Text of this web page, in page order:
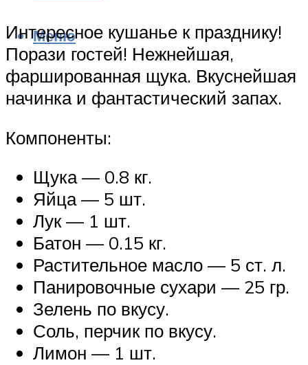
Меню
Интересное кушанье к празднику!
Порази гостей! Нежнейшая,
фаршированная щука. Вкуснейшая
начинка и фантастический запах.
Компоненты:
Щука — 0.8 кг.
Яйца — 5 шт.
Лук — 1 шт.
Батон — 0.15 кг.
Растительное масло — 5 ст. л.
Панировочные сухари — 25 гр.
Зелень по вкусу.
Соль, перчик по вкусу.
Лимон — 1 шт.